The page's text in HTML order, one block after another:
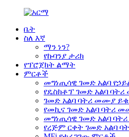
ቤት
ስለ እኛ
ማን ነን?
የኩባንያ ታሪክ
የፕሮጀክት ልማት
ምርቶች
መግነጢሳዊ ገመድ አልባ
የዴስክቶፕ ገመድ አልባ
ገመድ አልባ ባትሪ መሙያ
የመኪና ገመድ አልባ ባትሪ
መግነጢሳዊ ገመድ አልባ
የረጅም ርቀት ገመድ አልባ